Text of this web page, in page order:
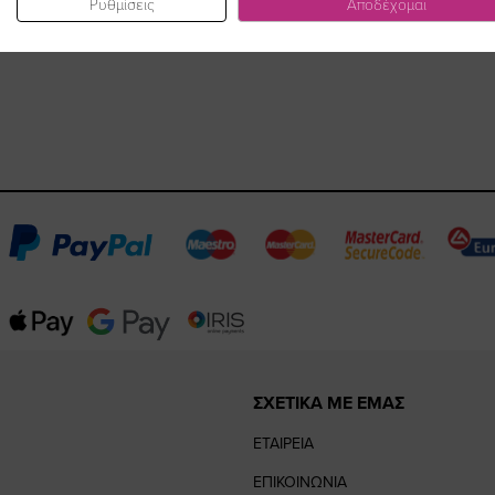
ΣΧΕΤΙΚΑ ΜΕ ΕΜΑΣ
ΕΤΑΙΡΕΙΑ
ΕΠΙΚΟΙΝΩΝΙΑ
Ρυθμίσεις Αποδέχομαι